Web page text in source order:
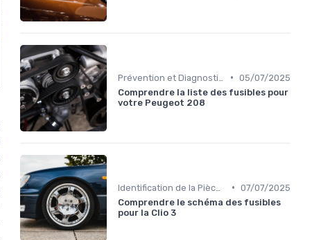
• 05/07/2025
Comprendre la liste des fusibles pour
votre Peugeot 208
• 07/07/2025
Comprendre le schéma des fusibles
pour la Clio 3